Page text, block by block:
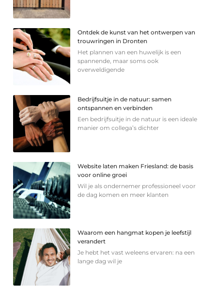
Ontdek de kunst van het ontwerpen van
trouwringen in Dronten
Het plannen van een huwelijk is een
spannende, maar soms ook
overweldigende
Bedrijfsuitje in de natuur: samen
ontspannen en verbinden
Een bedrijfsuitje in de natuur is een ideale
manier om collega’s dichter
Website laten maken Friesland: de basis
voor online groei
Wil je als ondernemer professioneel voor
de dag komen en meer klanten
Waarom een hangmat kopen je leefstijl
verandert
Je hebt het vast weleens ervaren: na een
lange dag wil je